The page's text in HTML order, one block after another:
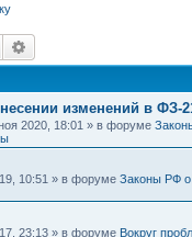
Поиск
изменений в ФЗ-
2020, 18:01 » в форуме
10:51 » в форуме Законы РФ о
23:13 » в форуме Вокруг